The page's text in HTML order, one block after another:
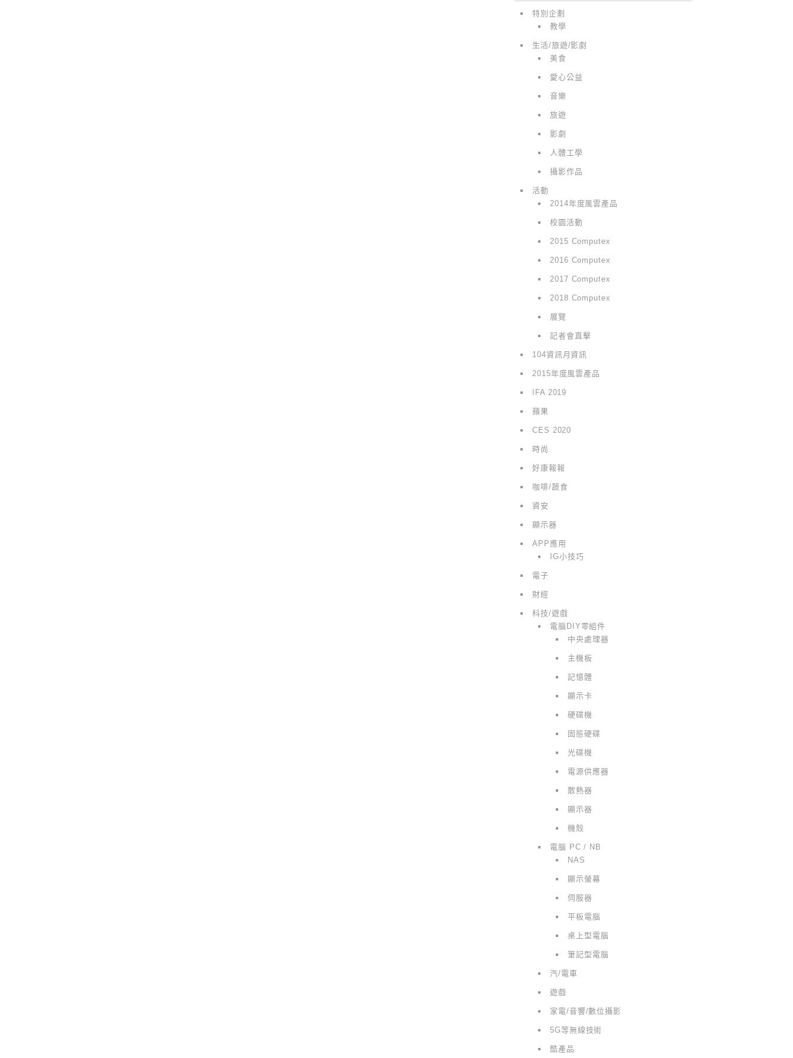
特別企劃
教學
生活/旅遊/影劇
美食
愛心公益
音樂
旅遊
影劇
人體工學
攝影作品
活動
2014年度風雲產品
校園活動
2015 Computex
2016 Computex
2017 Computex
2018 Computex
展覽
記者會直擊
104資訊月資訊
2015年度風雲產品
IFA 2019
蘋果
CES 2020
時尚
好康報報
咖啡/蔬食
資安
顯示器
APP應用
IG小技巧
電子
財經
科技/遊戲
電腦DIY零組件
中央處理器
主機板
記憶體
顯示卡
硬碟機
固態硬碟
光碟機
電源供應器
散熱器
顯示器
機殼
電腦 PC / NB
NAS
顯示螢幕
伺服器
平板電腦
桌上型電腦
筆記型電腦
汽/電車
遊戲
家電/音響/數位攝影
5G等無線技術
酷產品